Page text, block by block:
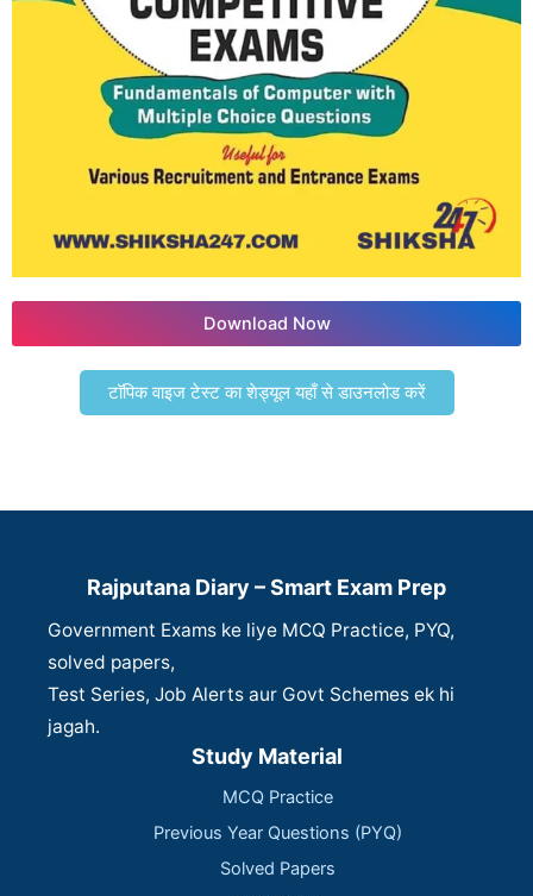
Download Now
टॉपिक वाइज टेस्ट का शेड्यूल यहाँ से डाउनलोड करें
Rajputana Diary – Smart Exam Prep
Government Exams ke liye MCQ Practice, PYQ,
solved papers,
Test Series, Job Alerts aur Govt Schemes ek hi
jagah.
Study Material
MCQ Practice
Previous Year Questions (PYQ)
Solved Papers